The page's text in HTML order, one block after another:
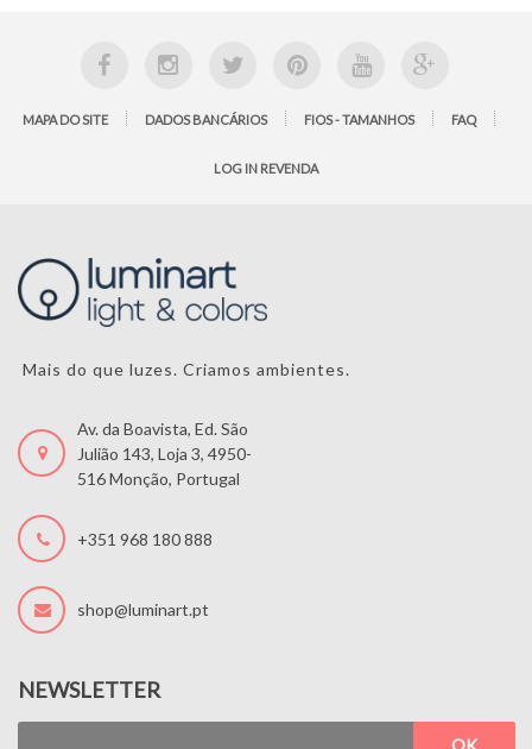
MAPA DO SITE DADOS BANCÁRIOS FIOS - TAMANHOS FAQ
LOG IN REVENDA
Mais do que luzes. Criamos ambientes.
Av. da Boavista, Ed. São
Julião 143, Loja 3, 4950-
516 Monção, Portugal
+351 968 180 888
shop@luminart.pt
NEWSLETTER
OK